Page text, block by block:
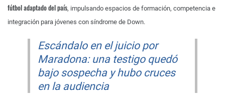
fútbol adaptado del país, impulsando espacios de formación, competencia e
integración para jóvenes con síndrome de Down.
Escándalo en el juicio por
Maradona: una testigo quedó
bajo sospecha y hubo cruces
en la audiencia